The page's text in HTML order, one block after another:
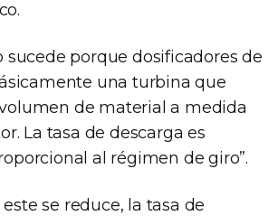
sucede porque dosificadores de
una turbina que
de material a medida
La tasa de descarga es
al régimen de giro”.
se reduce, la tasa de